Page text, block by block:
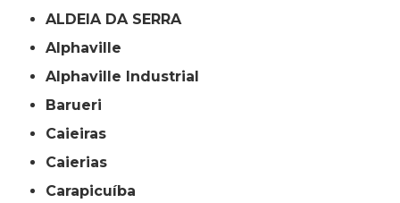
ALDEIA DA SERRA
Alphaville
Alphaville Industrial
Barueri
Caieiras
Caierias
Carapicuíba